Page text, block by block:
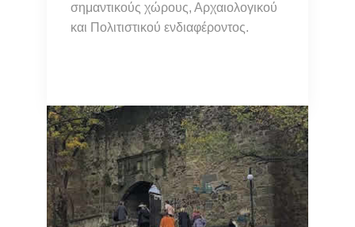
σημαντικούς χώρους, Αρχαιολογικού
και Πολιτιστικού ενδιαφέροντος.